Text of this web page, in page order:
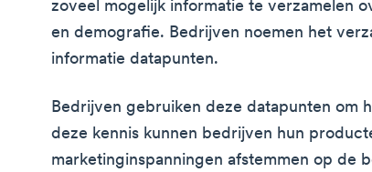
zoveel mogelijk informatie te verzamelen
en demografie. Bedrijven noemen het
informatie datapunten.
Bedrijven gebruiken deze datapunten om
deze kennis kunnen bedrijven hun
marketinginspanningen afstemmen op de